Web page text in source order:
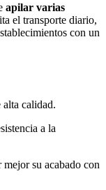
apilar varias
el transporte diario,
con un
calidad.
a la
su acabado con